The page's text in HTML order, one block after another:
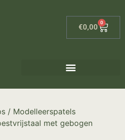
€0,00
0
/ Modelleerspatels
met gebogen